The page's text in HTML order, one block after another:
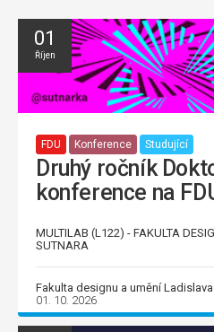
01
Říjen
FDU Konference Studující
Druhý ročník
konference na
MULTILAB (L122) - FAKULTA
SUTNARA
Fakulta designu a umění
01. 10. 2026